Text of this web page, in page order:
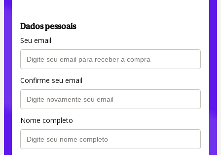
Dados pessoais
Seu email
Confirme seu email
Nome completo